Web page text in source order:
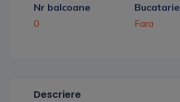
Nr balcoane
0
Bucatarie
Fara
Descriere